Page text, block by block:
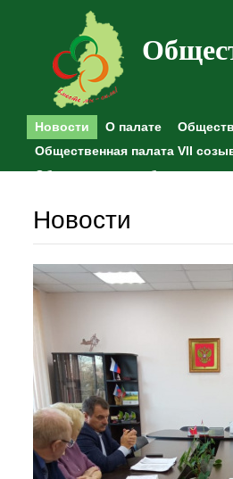
Новости О палате
Общественная палата VII
Общественные наблюдения
Новости